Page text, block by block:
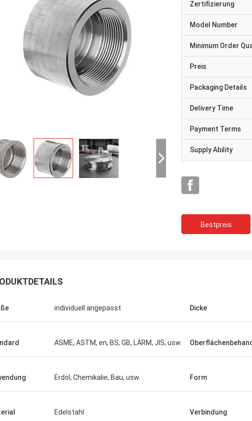
ASTM A182 F55, gute
In der spätesten
Zertifizierung
Model Number
Minimum Order
Preis
Packaging Details
Delivery Time
Payment Terms
Supply Ability
Bestpreis
individuell angepasst Dicke
ASME, ASTM, en, BS, GB, LÄRM, JIS, usw.
Erdöl, Chemikalie, Bau, usw. Form
Edelstahl Verbindung